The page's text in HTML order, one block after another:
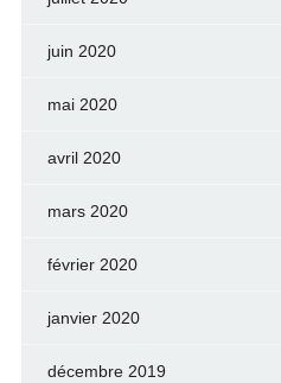
juin 2020
mai 2020
avril 2020
mars 2020
février 2020
janvier 2020
décembre 2019